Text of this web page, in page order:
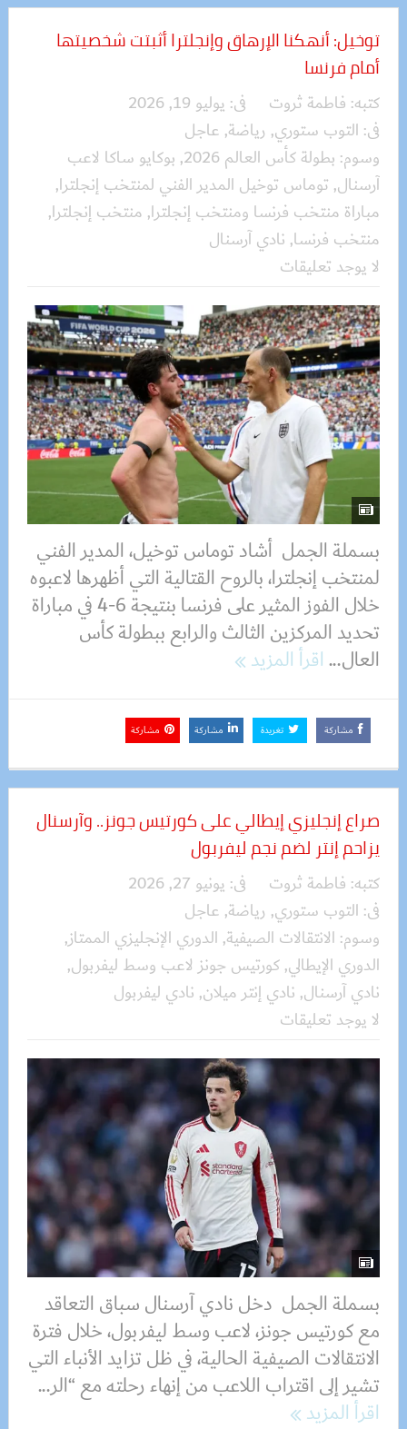
توخيل: أنهكنا الإرهاق وإنجلترا أثبتت شخصيتها
أمام فرنسا
كتبه: فاطمة ثروت فى: يوليو 19, 2026
فى: التوب ستوري, رياضة, عاجل
وسوم: بطولة كأس العالم 2026 , بوكايو ساكا لاعب
آرسنال, توماس توخيل المدير الفني لمنتخب إنجلترا,
مباراة منتخب فرنسا ومنتخب إنجلترا, منتخب إنجلترا,
منتخب فرنسا, نادي آرسنال
لا يوجد تعليقات
بسملة الجمل أشاد توماس توخيل، المدير الفني
لمنتخب إنجلترا، بالروح القتالية التي أظهرها لاعبوه
خلال الفوز المثير على فرنسا بنتيجة 6-4 في مباراة
تحديد المركزين الثالث والرابع ببطولة كأس
العال...اقرأ المزيد
مشاركة تغريدة مشاركة مشاركة
صراع إنجليزي إيطالي على كورتيس جونز.. وآرسنال
يزاحم إنتر لضم نجم ليفربول
كتبه: فاطمة ثروت فى: يونيو 27, 2026
فى: التوب ستوري, رياضة, عاجل
وسوم: الانتقالات الصيفية, الدوري الإنجليزي الممتاز,
الدوري الإيطالي,كورتيس جونز لاعب وسط ليفربول,
نادي آرسنال, نادي إنتر ميلان, نادي ليفربول
لا يوجد تعليقات
بسملة الجمل دخل نادي آرسنال سباق التعاقد
مع كورتيس جونز، لاعب وسط ليفربول، خلال فترة
الانتقالات الصيفية الحالية، في ظل تزايد الأنباء التي
تشير إلى اقتراب اللاعب من إنهاء رحلته مع “الر...
اقرأ المزيد